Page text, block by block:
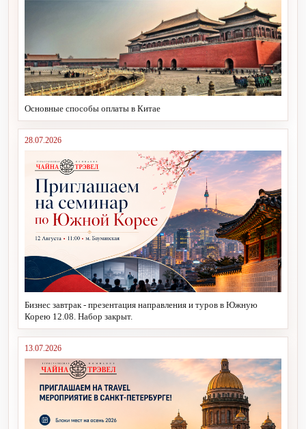
Основные способы оплаты в Китае
28.07.2026
Бизнес завтрак - презентация направления и туров в Южную
Корею 12.08. Набор закрыт.
13.07.2026